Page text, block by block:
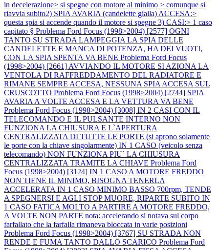
in decelerazione> si spegne con motore al minimo > comunque si
riavvia subito2) SPIA AVARIA (candelette gialla) ACCESA:>
questa spia si accende quando il motore si spegne 3) CASI:> 1 caso
capitato § Problema Ford Focus (1998>2004) [2577] OGNI
TANTO SU STRADA LAMPEGGIA LA SPIA DELLE
CANDELETTE E MANCA DI POTENZA, HA DEI VUOTI,
CON LA SPIA SPENTA VA BENE Problema Ford Focus
(1998>2004) [2661] AVVIANDO IL MOTORE SI AZIONA LA
VENTOLA DI RAFFREDDAMENTO DEL RADIATORE E
RIMANE SEMPRE ACCESA, NESSUNA SPIA ACCESA SUL
CRUSCOTTO Problema Ford Focus (1998>2004) [2744] SPIA
AVARIA A VOLTE ACCESA E LA VETTURA VA BENE
Problema Ford Focus (1998>2004) [3008] IN 2 CASI CON IL
TELECOMANDO E IL PULSANTE INTERNO NON
FUNZIONA LA CHIUSURA E L`APERTURA
CENTRALIZZATA DI TUTTE LE PORTE (si aprono solamente
le porte con la chiave singolarmente) IN 1 CASO (veicolo senza
telecomando) NON FUNZIONA PIU` LA CHIUSURA
CENTRALIZZATA TRAMITE LA CHIAVE Problema Ford
Focus (1998>2004) [3124] IN 1 CASO A MOTORE FREDDO
NON TIENE IL MINIMO, BISOGNA TENERLA
ACCELERATA IN 1 CASO MINIMO BASSO 700rpm, TENDE
A SPEGNERSI E AGLI STOP MUORE, RIPARTE SUBITO IN
1 CASO FATICA MOLTO A PARTIRE A MOTORE FREDDO,
A VOLTE NON PARTE nota: accelerando si notava sul corpo
farfallato che la farfalla rimaneva bloccata in varie posizioni
Problema Ford Focus (1998>2004) [3767] SU STRADA NON
RENDE E FUMA TANTO DALLO SCARICO Problema Ford